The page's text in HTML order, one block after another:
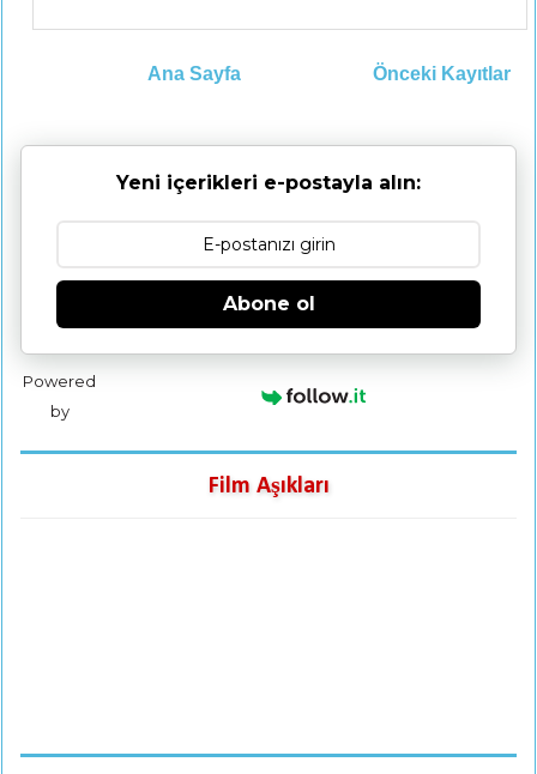
Önceki Kayıtlar
Ana Sayfa
Yeni içerikleri e-postayla alın:
Abone ol
Powered
by
Film Aşıkları